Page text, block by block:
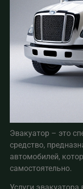
Эвакуатор – это
средство,
автомобилей,
самостоятельно.
Услуги